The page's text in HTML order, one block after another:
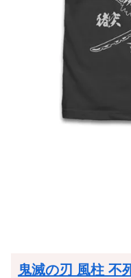
鬼滅の刃 風柱 不